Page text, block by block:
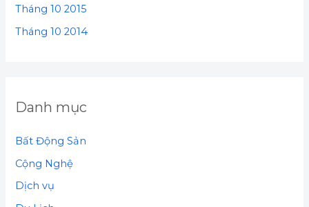
Tháng 10 2015
Tháng 10 2014
Danh mục
Bất Động Sản
Cộng Nghệ
Dịch vụ